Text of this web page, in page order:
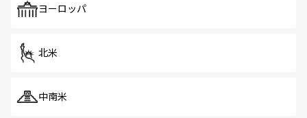
で、ホーカーズは地元の風情を楽しめる外せないスポット
ヨーロッパ
北米
中南米